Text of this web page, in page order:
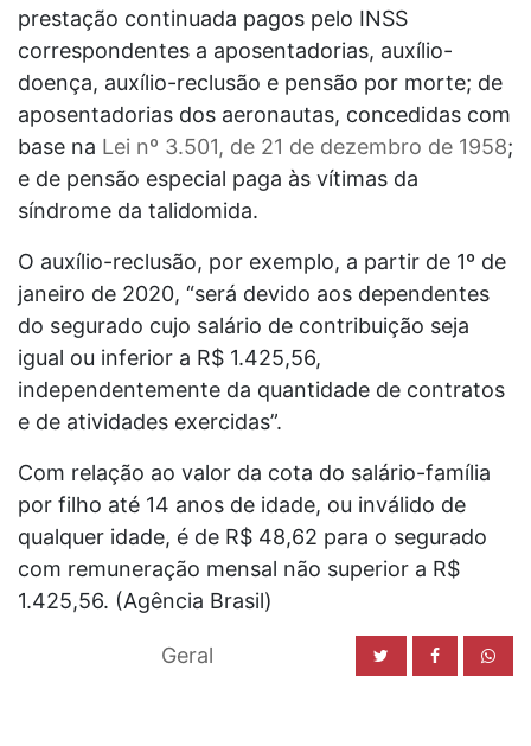
prestação continuada pagos pelo INSS
correspondentes a aposentadorias, auxílio-
doença, auxílio-reclusão e pensão por morte; de
aposentadorias dos aeronautas, concedidas com
base na Lei nº 3.501, de 21 de dezembro de 1958;
e de pensão especial paga às vítimas da
síndrome da talidomida.
O auxílio-reclusão, por exemplo, a partir de 1º de
janeiro de 2020, “será devido aos dependentes
do segurado cujo salário de contribuição seja
igual ou inferior a R$ 1.425,56,
independentemente da quantidade de contratos
e de atividades exercidas”.
Com relação ao valor da cota do salário-família
por filho até 14 anos de idade, ou inválido de
qualquer idade, é de R$ 48,62 para o segurado
com remuneração mensal não superior a R$
1.425,56. (Agência Brasil)
Geral